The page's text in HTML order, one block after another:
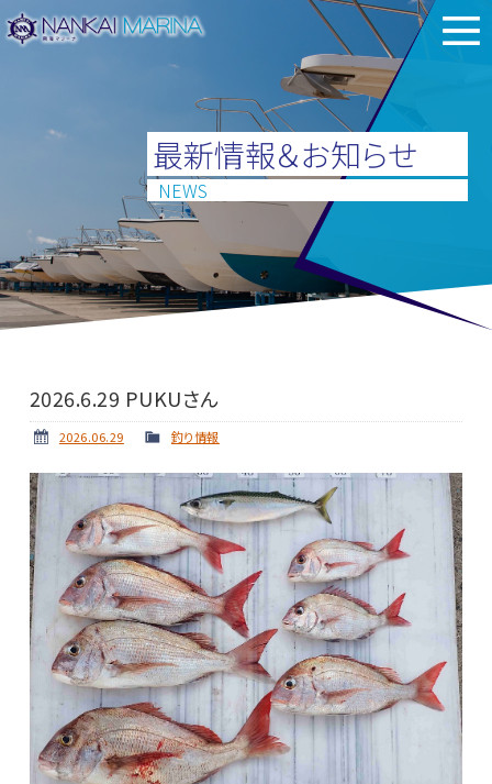
最新情報＆お知らせ
NEWS
2026.6.29 PUKUさん
2026.06.29 釣り情報